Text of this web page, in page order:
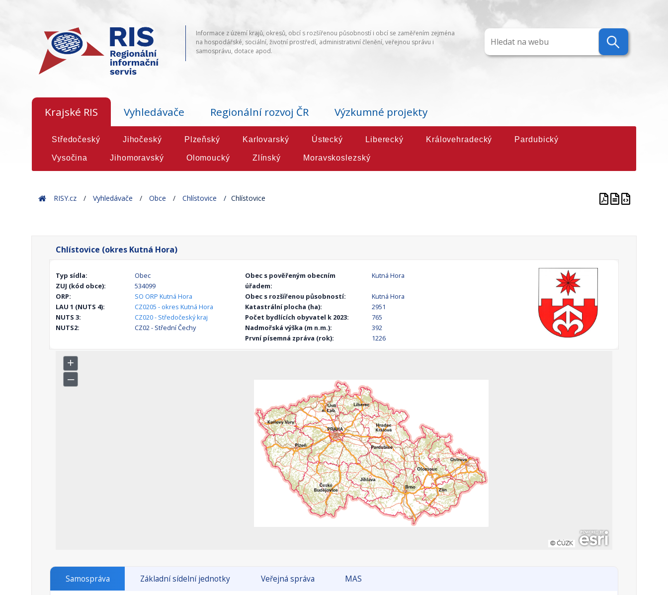
Informace z území krajů, okresů, obcí s rozšířenou působností i obcí se zaměřením zejména
na hospodářské, sociální, životní prostředí, administrativní členění, veřejnou správu i
samosprávu, dotace apod.
Krajské RIS Vyhledávače Regionální rozvoj ČR Výzkumné projekty
Středočeský Jihočeský Plzeňský Karlovarský Ústecký Liberecký Královehradecký Pardubický
Vysočina Jihomoravský Olomoucký Zlínský Moravskoslezský
HomeRISY.cz Vyhledávače Obce Chlístovice Chlístovice
Chlístovice (okres Kutná Hora)
Typ sídla:
Obec
ZUJ (kód obce):
534099
ORP:
SO ORP Kutná Hora
LAU 1 (NUTS 4):
CZ0205 - okres Kutná Hora
NUTS 3:
CZ020 - Středočeský kraj
NUTS2:
CZ02 - Střední Čechy
Obec s pověřeným obecním
úřadem:
Kutná Hora
Obec s rozšířenou působností:
Kutná Hora
Katastrální plocha (ha):
2951
Počet bydlících obyvatel k 2023:
765
Nadmořská výška (m n.m.):
392
První písemná zpráva (rok):
1226
Samospráva Základní sídelní jednotky Veřejná správa MAS